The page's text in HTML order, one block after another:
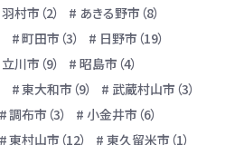
羽村市（2）
あきる野市（8）
町田市（3）
日野市（19）
立川市（9）
昭島市（4）
東大和市（9）
武蔵村山市（3）
調布市（3）
小金井市（6）
東村山市（12）
東久留米市（1）